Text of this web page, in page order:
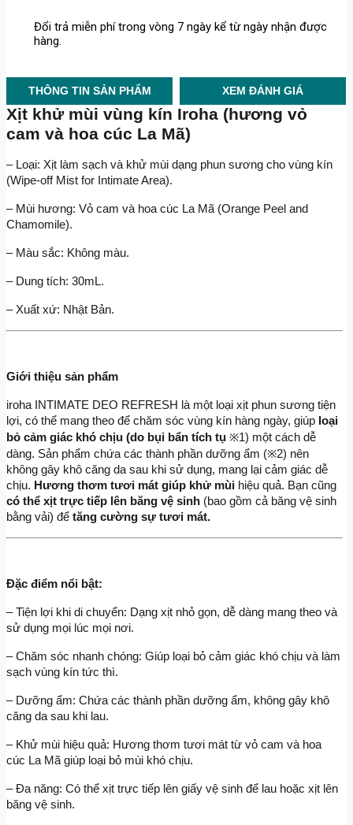
XEM ĐÁNH GIÁ
THÔNG TIN SẢN PHẨM
Đổi trả miễn phí trong vòng 7 ngày kể từ ngày nhận được
hàng.
Xịt khử mùi vùng kín Iroha (hương vỏ
cam và hoa cúc La Mã)
– Loại: Xịt làm sạch và khử mùi dạng phun sương cho vùng kín
(Wipe-off Mist for Intimate Area).
– Mùi hương: Vỏ cam và hoa cúc La Mã (Orange Peel and
Chamomile).
– Màu sắc: Không màu.
– Dung tích: 30mL.
– Xuất xứ: Nhật Bản.
Giới thiệu sản phẩm
iroha INTIMATE DEO REFRESH là một loại xịt phun sương tiện
lợi, có thể mang theo để chăm sóc vùng kín hàng ngày, giúp loại
bỏ cảm giác khó chịu (do bụi bẩn tích tụ ※1) một cách dễ
dàng. Sản phẩm chứa các thành phần dưỡng ẩm (※2) nên
không gây khô căng da sau khi sử dụng, mang lại cảm giác dễ
chịu. Hương thơm tươi mát giúp khử mùi hiệu quả. Bạn cũng
có thể xịt trực tiếp lên băng vệ sinh (bao gồm cả băng vệ sinh
bằng vải) để tăng cường sự tươi mát.
Đặc điểm nổi bật:
– Tiện lợi khi di chuyển: Dạng xịt nhỏ gọn, dễ dàng mang theo và
sử dụng mọi lúc mọi nơi.
– Chăm sóc nhanh chóng: Giúp loại bỏ cảm giác khó chịu và làm
sạch vùng kín tức thì.
– Dưỡng ẩm: Chứa các thành phần dưỡng ẩm, không gây khô
căng da sau khi lau.
– Khử mùi hiệu quả: Hương thơm tươi mát từ vỏ cam và hoa
cúc La Mã giúp loại bỏ mùi khó chịu.
– Đa năng: Có thể xịt trực tiếp lên giấy vệ sinh để lau hoặc xịt lên
băng vệ sinh.